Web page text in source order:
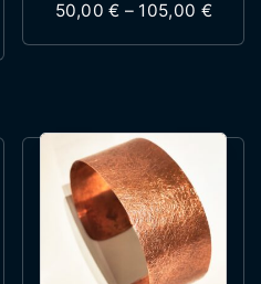
50,00 € bis 105,00 €
weist mehrere
50,00€ – 105,00 €
Dieses